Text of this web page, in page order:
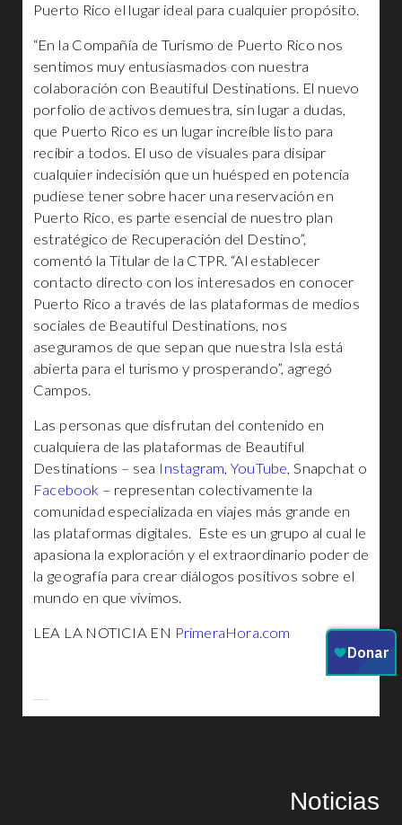
Puerto Rico el lugar ideal para cualquier propósito.
“En la Compañía de Turismo de Puerto Rico nos
sentimos muy entusiasmados con nuestra
colaboración con Beautiful Destinations. El nuevo
porfolio de activos demuestra, sin lugar a dudas,
que Puerto Rico es un lugar increíble listo para
recibir a todos. El uso de visuales para disipar
cualquier indecisión que un huésped en potencia
pudiese tener sobre hacer una reservación en
Puerto Rico, es parte esencial de nuestro plan
estratégico de Recuperación del Destino”,
comentó la Titular de la CTPR. “Al establecer
contacto directo con los interesados en conocer
Puerto Rico a través de las plataformas de medios
sociales de Beautiful Destinations, nos
aseguramos de que sepan que nuestra Isla está
abierta para el turismo y prosperando”, agregó
Campos.
Las personas que disfrutan del contenido en
cualquiera de las plataformas de Beautiful
Destinations – sea Instagram,YouTube, Snapchat o
Facebook – representan colectivamente la
comunidad especializada en viajes más grande en
las plataformas digitales. Este es un grupo al cual le
apasiona la exploración y el extraordinario poder de
la geografía para crear diálogos positivos sobre el
mundo en que vivimos.
LEA LA NOTICIA EN PrimeraHora.com
Noticias